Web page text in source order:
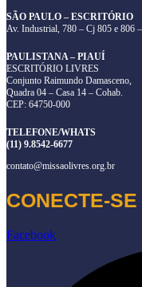
SÃO PAULO – ESCRITÓRIO
Av. Industrial, 780 – Cj 805 e 806
PAULISTANA – PIAUÍ
ESCRITÓRIO LIVRES
Conjunto Raimundo Damasceno,
Quadra 04 – Casa 14 – Cohab.
CEP: 64750-000
TELEFONE/WHATS
(11) 9.8542-6677
contato@missaolivres.org.br
CONECTE-
Facebook